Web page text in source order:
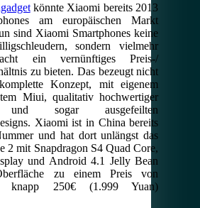
könnte Xiaomi bereits 2013
am europäischen Markt
sind Xiaomi Smartphones keine
sondern vielmehr
ein vernünftiges Preis-/
zu bieten. Das bezeugt nicht
Konzept, mit eigenem
Miui, qualitativ hochwertiger
und sogar ausgefeilten
Xiaomi ist in China bereits
und hat dort unlängst das
2 mit Snapdragon S4 Quad Core,
und Android 4.1 Jelly Bean
zu einem Preis von
knapp 250€ (1.999 Yuan)